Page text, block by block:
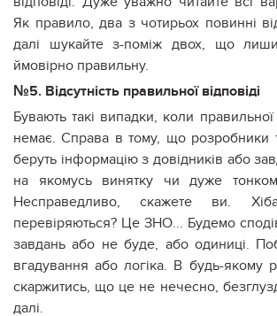
Як правило, два з чотирьох повинні
далі шукайте з-поміж двох, що
ймовірно правильну.
№5. Відсутність правильної відповіді
Бувають такі випадки, коли правильної
немає. Справа в тому, що розробники
беруть інформацію з довідників або
на якомусь винятку чи дуже
Несправедливо, скажете ви.
перевіряються? Це ЗНО... Будемо
завдань або не буде, або одиниці.
вгадування або логіка. В будь-якому
скаржитись, що це не нечесно,
далі.